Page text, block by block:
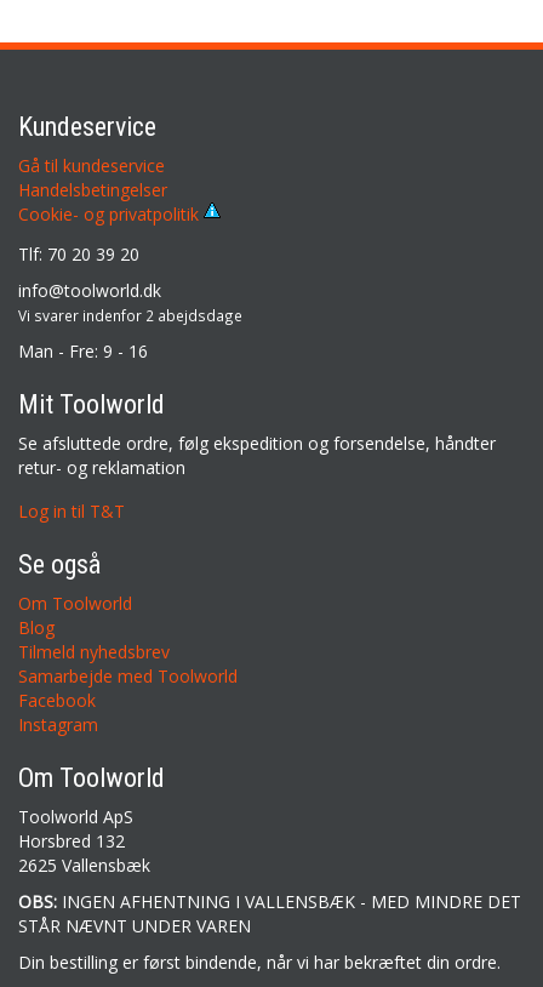
Kundeservice
Gå til kundeservice
Handelsbetingelser
Cookie- og privatpolitik
Tlf: 70 20 39 20
info@toolworld.dk
Vi svarer indenfor 2 abejdsdage
Man - Fre: 9 - 16
Mit Toolworld
Se afsluttede ordre, følg ekspedition og forsendelse, håndter
retur- og reklamation
Log in til T&T
Se også
Om Toolworld
Blog
Tilmeld nyhedsbrev
Samarbejde med Toolworld
Facebook
Instagram
Om Toolworld
Toolworld ApS
Horsbred 132
2625 Vallensbæk
OBS: INGEN AFHENTNING I VALLENSBÆK - MED MINDRE DET
STÅR NÆVNT UNDER VAREN
Din bestilling er først bindende, når vi har bekræftet din ordre.